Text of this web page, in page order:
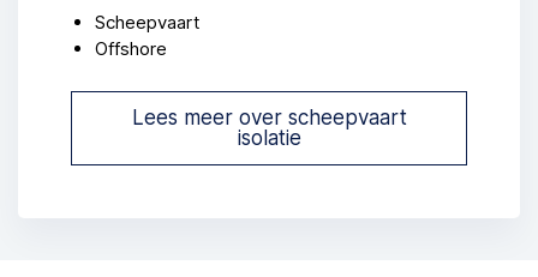
Scheepvaart
Offshore
Lees meer over scheepvaart
isolatie